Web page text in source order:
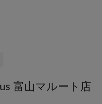
富山マルート店